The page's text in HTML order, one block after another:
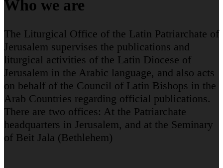
Who we are
The Liturgical Office of the Latin Patriarchate of
Jerusalem supervises the publications and
liturgical activities of the Latin Diocese of
Jerusalem in the Arabic language, and also acts
on behalf of the Council of Latin Bishops in the
Arab Countries regarding official publications.
There are two offices: At the Patriarchate
headquarters in Jerusalem, and at the Seminary
of Beit Jala (Bethlehem)